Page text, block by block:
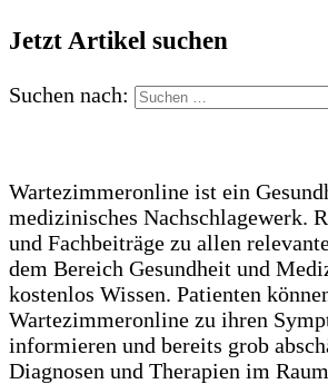
Jetzt Artikel suchen
Suchen nach:
Wartezimmeronline ist ein
medizinisches Nachschlagewerk.
und Fachbeiträge zu allen
dem Bereich Gesundheit und
kostenlos Wissen. Patienten
Wartezimmeronline zu ihren
informieren und bereits grob
Diagnosen und Therapien im